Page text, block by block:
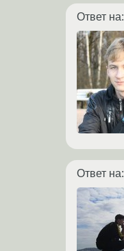
Ответ на:
Ответ на: